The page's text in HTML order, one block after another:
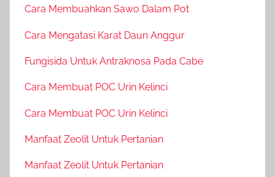
Cara Membuahkan Sawo Dalam Pot
Cara Mengatasi Karat Daun Anggur
Fungisida Untuk Antraknosa Pada Cabe
Cara Membuat POC Urin Kelinci
Cara Membuat POC Urin Kelinci
Manfaat Zeolit Untuk Pertanian
Manfaat Zeolit Untuk Pertanian